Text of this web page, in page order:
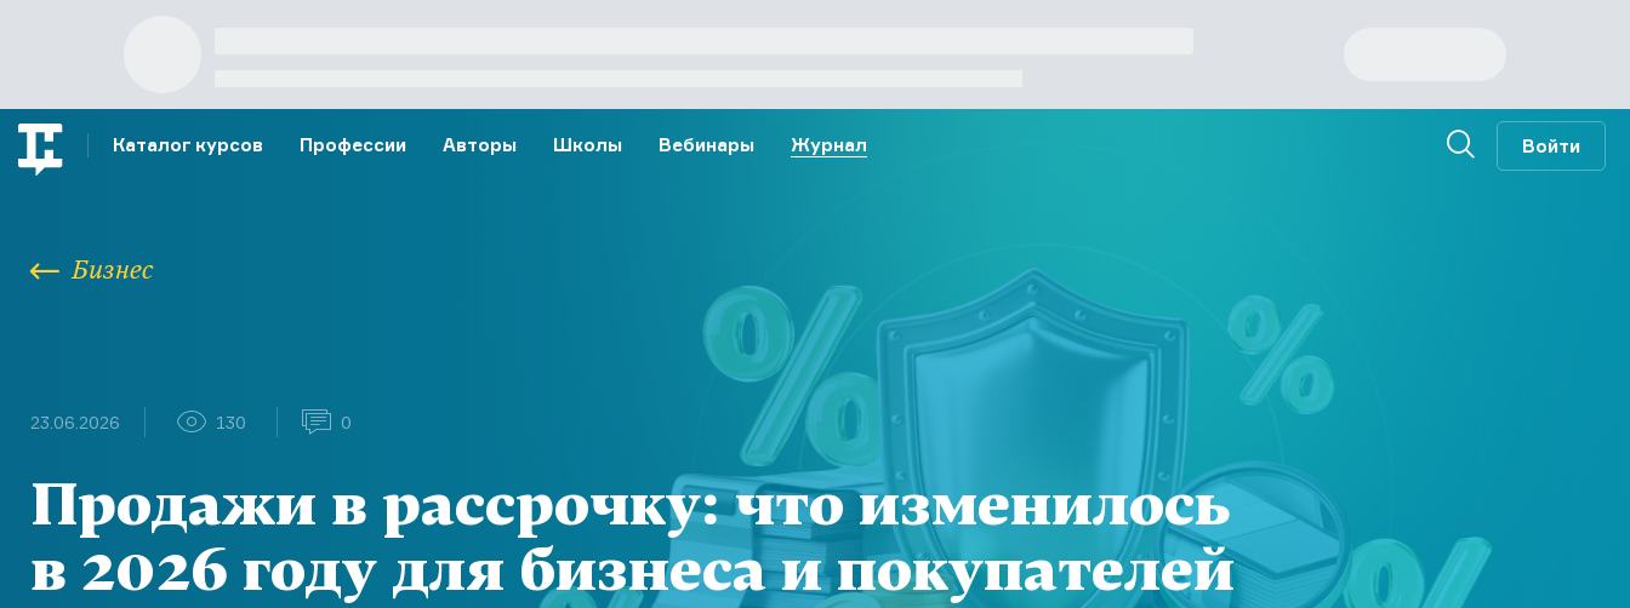
Каталог курсов Профессии Авторы Школы Вебинары Журнал Войти
Бизнес
23.06.2026 130 0
Продажи в рассрочку: что изменилось
в 2026 году для бизнеса и покупателей